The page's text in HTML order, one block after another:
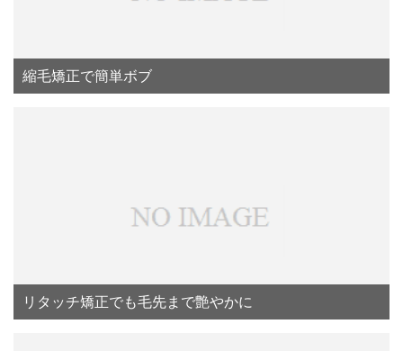
縮毛矯正で簡単ボブ
リタッチ矯正でも毛先まで艶やかに